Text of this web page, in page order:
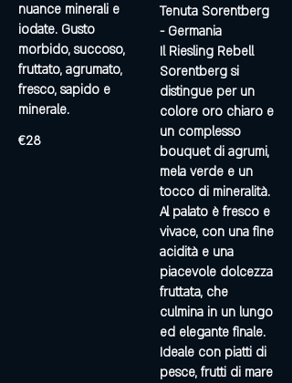
nuance minerali e
iodate. Gusto
morbido, succoso,
fruttato, agrumato,
fresco, sapido e
minerale.
€28
Tenuta Sorentberg
- Germania
Il Riesling Rebell
Sorentberg si
distingue per un
colore oro chiaro e
un complesso
bouquet di agrumi,
mela verde e un
tocco di mineralità.
Al palato è fresco e
vivace, con una fine
acidità e una
piacevole dolcezza
fruttata, che
culmina in un lungo
ed elegante finale.
Ideale con piatti di
pesce, frutti di mare